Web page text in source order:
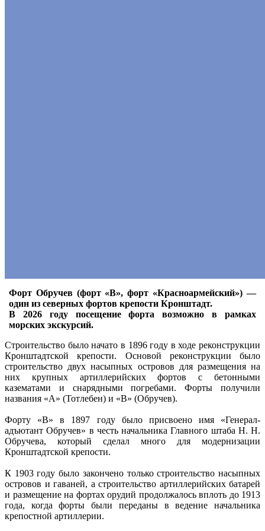
Форт Обручев (форт «B», форт «Красноармейский») —
один из северных фортов крепости Кронштадт.
В 2026 году посещение форта возможно в рамках
морских экскурсий.
Строительство было начато в 1896 году в ходе реконструкции
Кронштадтской крепости. Основой реконструкции было
строительство двух насыпных островов для размещения на
них крупных артиллерийских фортов с бетонными
казематами и снарядными погребами. Форты получили
названия «А» (Тотлебен) и «В» (Обручев).
Форту «В» в 1897 году было присвоено имя «Генерал-
адъютант Обручев» в честь начальника Главного штаба Н. Н.
Обручева, который сделал много для модернизации
Кронштадтской крепости.
К 1903 году было закончено только строительство насыпных
островов и гаваней, а строительство артиллерийских батарей
и размещение на фортах орудий продолжалось вплоть до 1913
года, когда форты были переданы в ведение начальника
крепостной артиллерии.